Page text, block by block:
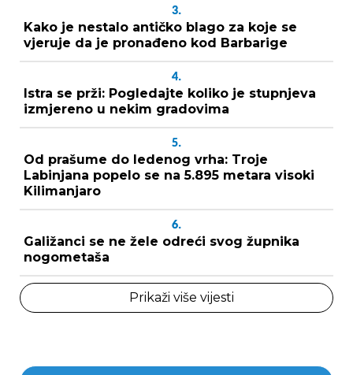
3.
Kako je nestalo antičko blago za koje se
vjeruje da je pronađeno kod Barbarige
4.
Istra se prži: Pogledajte koliko je stupnjeva
izmjereno u nekim gradovima
5.
Od prašume do ledenog vrha: Troje
Labinjana popelo se na 5.895 metara visoki
Kilimanjaro
6.
Galižanci se ne žele odreći svog župnika
nogometaša
Prikaži više vijesti